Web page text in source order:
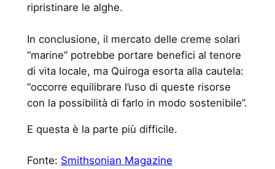
ripristinare le alghe.
In conclusione, il mercato delle creme solari
“marine” potrebbe portare benefici al tenore
di vita locale, ma Quiroga esorta alla cautela:
“occorre equilibrare l’uso di queste risorse
con la possibilità di farlo in modo sostenibile”.
E questa è la parte più difficile.
Fonte: Smithsonian Magazine